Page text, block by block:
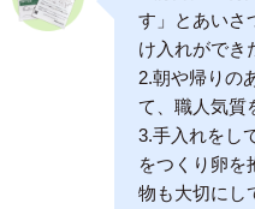
す」とあいさ
け入れができ
2.朝や帰りの
て、職人気質
3.手入れをし
をつくり卵を
物も大切にし